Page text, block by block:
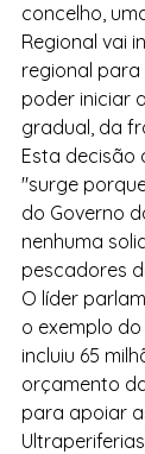
concelho,
Regional vai
regional
poder iniciar
gradual, da
Esta decisão
"surge
do Governo
nenhuma
pescadores
O líder
o exemplo
incluiu 65
orçamento
para apoiar